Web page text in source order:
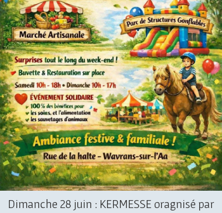
Dimanche 28 juin : KERMESSE oragnisé par